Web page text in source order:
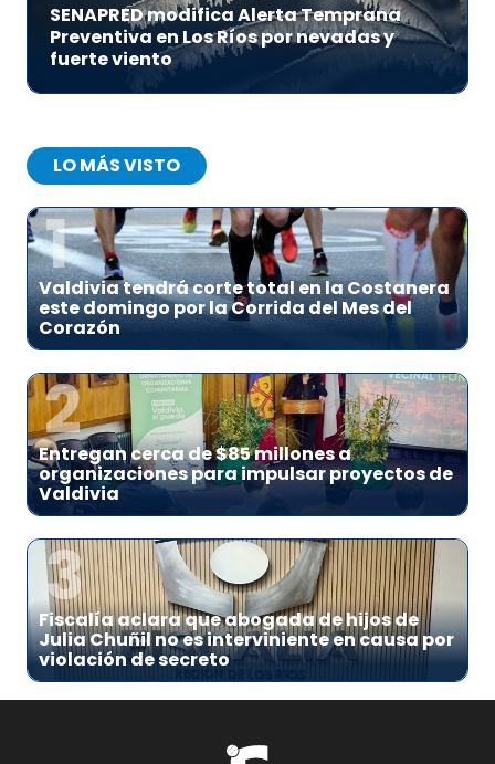
SENAPRED modifica Alerta Temprana
Preventiva en Los Ríos por nevadas y
fuerte viento
LO MÁS VISTO
1
Valdivia tendrá corte total en la Costanera
este domingo por la Corrida del Mes del
Corazón
2
Entregan cerca de $85 millones a
organizaciones para impulsar proyectos de
Valdivia
3
Fiscalía aclara que abogada de hijos de
Julia Chuñil no es interviniente en causa por
violación de secreto